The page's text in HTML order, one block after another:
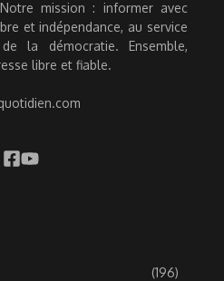
mission : informer avec
et indépendance, au service
la démocratie. Ensemble,
libre et fiable.
(196)